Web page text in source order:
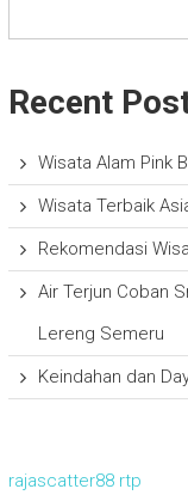
Recent
Wisata Alam Pink
Wisata Terbaik
Rekomendasi
Air Terjun Coban
Lereng Semeru
Keindahan dan
rajascatter88 rtp